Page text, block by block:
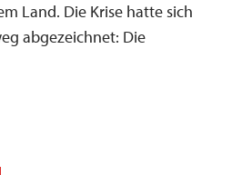
Land. Die Krise hatte sich
abgezeichnet: Die